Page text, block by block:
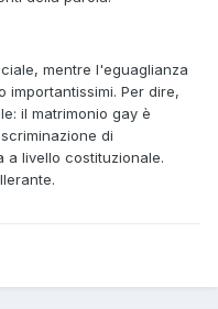
mentre l'eguaglianza
importantissimi. Per dire,
il matrimonio gay è
di
a livello costituzionale.